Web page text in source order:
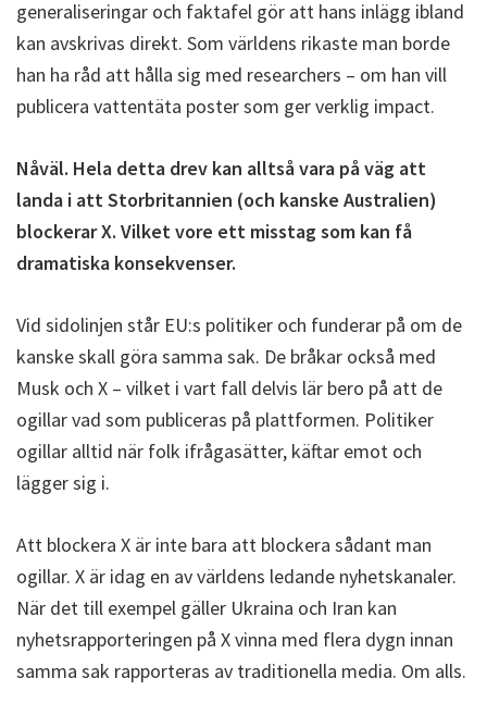
generaliseringar och faktafel gör att hans inlägg ibland
kan avskrivas direkt. Som världens rikaste man borde
han ha råd att hålla sig med researchers – om han vill
publicera vattentäta poster som ger verklig impact.
Nåväl. Hela detta drev kan alltså vara på väg att
landa i att Storbritannien (och kanske Australien)
blockerar X. Vilket vore ett misstag som kan få
dramatiska konsekvenser.
Vid sidolinjen står EU:s politiker och funderar på om de
kanske skall göra samma sak. De bråkar också med
Musk och X – vilket i vart fall delvis lär bero på att de
ogillar vad som publiceras på plattformen. Politiker
ogillar alltid när folk ifrågasätter, käftar emot och
lägger sig i.
Att blockera X är inte bara att blockera sådant man
ogillar. X är idag en av världens ledande nyhetskanaler.
När det till exempel gäller Ukraina och Iran kan
nyhetsrapporteringen på X vinna med flera dygn innan
samma sak rapporteras av traditionella media. Om alls.